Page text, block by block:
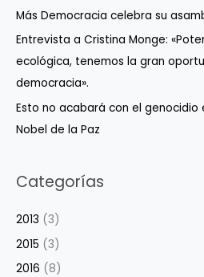
Más Democracia celebra su
Entrevista a Cristina Monge:
ecológica, tenemos la gran
democracia».
Esto no acabará con el genocidio
Nobel de la Paz
Categorías
2013 (3)
2015 (3)
2016 (8)